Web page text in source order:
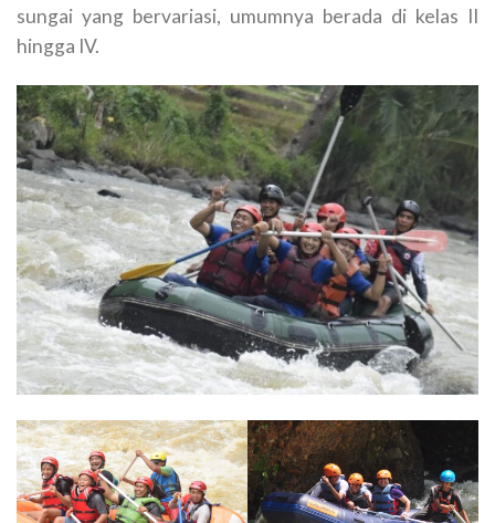
sungai yang bervariasi, umumnya berada di kelas II
hingga IV.